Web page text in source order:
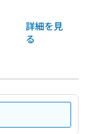
詳細を見
る